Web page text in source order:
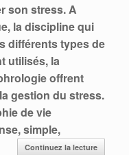
son stress. A
la discipline qui
différents types de
utilisés, la
offrent
gestion du stress.
de vie
simple,
Continuez la lecture